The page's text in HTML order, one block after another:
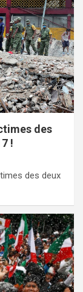
des
!
des deux